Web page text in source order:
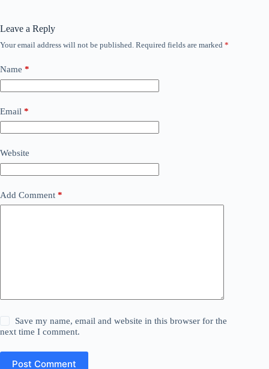
Leave a Reply
Your email address will not be published. Required fields are marked *
Name *
Email *
Website
Add Comment *
Save my name, email and website in this browser for the
next time I comment.
Post Comment